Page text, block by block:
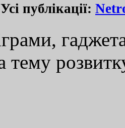
Усі публікації:
тему